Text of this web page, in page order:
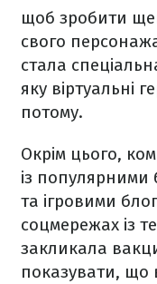
щоб зробити
свого
стала
яку віртуальні
потому.
Окрім цього,
із популярними
та ігровими
соцмережах із
закликала
показувати,